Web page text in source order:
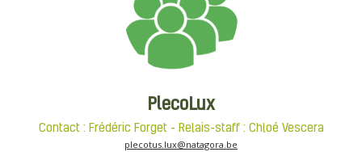
PlecoLux
Contact : Frédéric Forget - Relais-staff : Chloé Vescera
plecotus.lux@natagora.be